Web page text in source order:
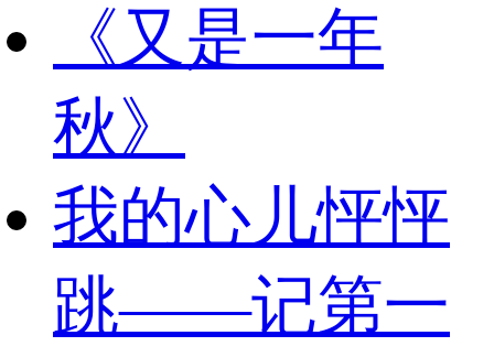
《又是一年
秋》
我的心儿怦怦
跳——记第一